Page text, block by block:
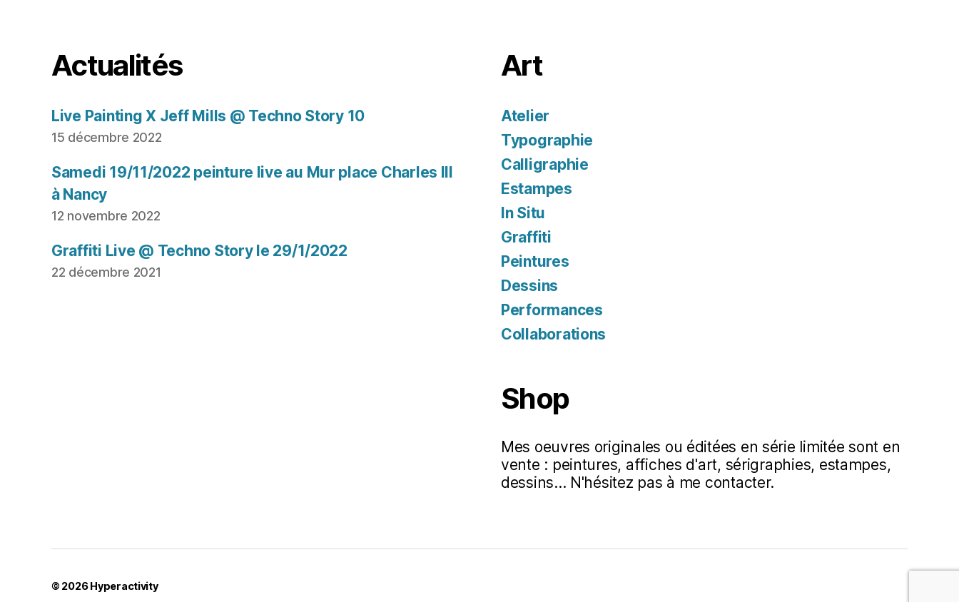
Actualités
Live Painting X Jeff Mills @ Techno Story 10
15 décembre 2022
Samedi 19/11/2022 peinture live au Mur place Charles III
à Nancy
12 novembre 2022
Graffiti Live @ Techno Story le 29/1/2022
22 décembre 2021
Art
Atelier
Typographie
Calligraphie
Estampes
In Situ
Graffiti
Peintures
Dessins
Performances
Collaborations
Shop
Mes oeuvres originales ou éditées en série limitée sont en
vente : peintures, affiches d'art, sérigraphies, estampes,
dessins... N'hésitez pas à me contacter.
© 2026Hyperactivity